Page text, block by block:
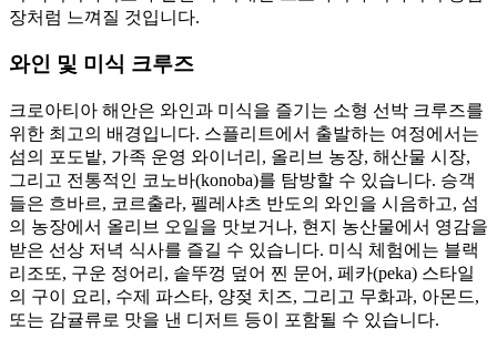
장처럼 느껴질 것입니다.
와인 및 미식 크루즈
크로아티아 해안은 와인과 미식을 즐기는 소형 선박 크루즈를
위한 최고의 배경입니다. 스플리트에서 출발하는 여정에서는
섬의 포도밭, 가족 운영 와이너리, 올리브 농장, 해산물 시장,
그리고 전통적인 코노바(konoba)를 탐방할 수 있습니다. 승객
들은 흐바르, 코르출라, 펠레샤츠 반도의 와인을 시음하고, 섬
의 농장에서 올리브 오일을 맛보거나, 현지 농산물에서 영감을
받은 선상 저녁 식사를 즐길 수 있습니다. 미식 체험에는 블랙
리조또, 구운 정어리, 솥뚜껑 덮어 찐 문어, 페카(peka) 스타일
의 구이 요리, 수제 파스타, 양젖 치즈, 그리고 무화과, 아몬드,
또는 감귤류로 맛을 낸 디저트 등이 포함될 수 있습니다.